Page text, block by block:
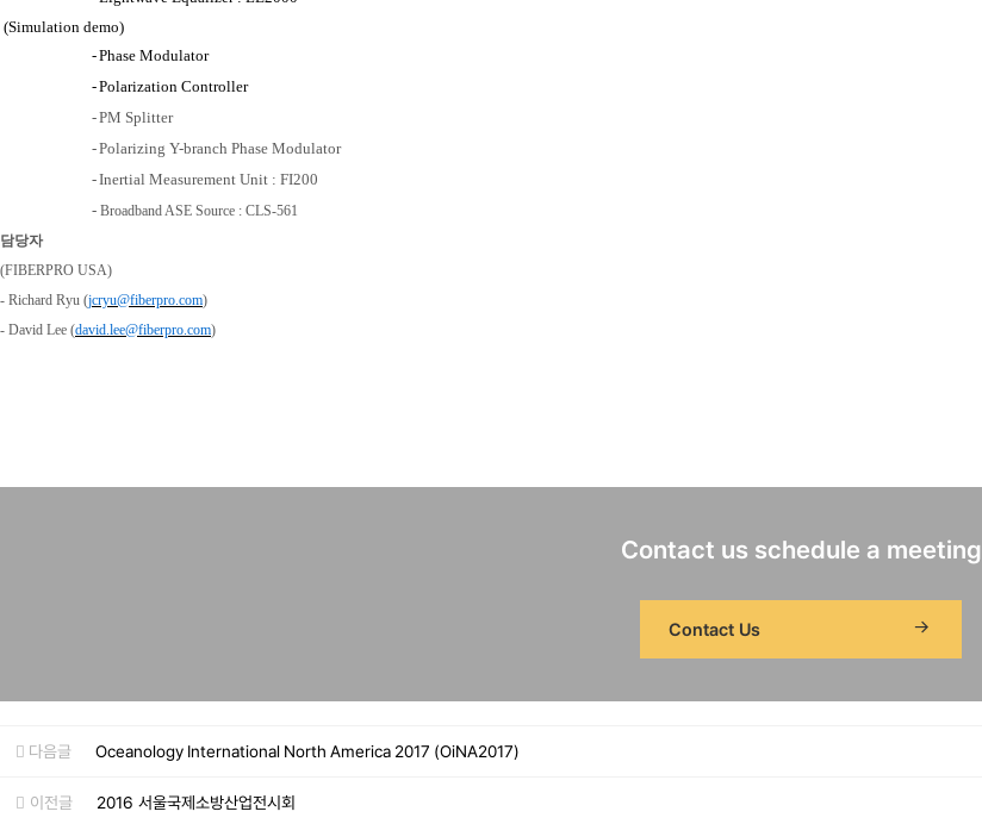
(Simulation demo)
-Phase Modulator
-Polarization Controller
-PM Splitter
-Polarizing Y-branch Phase Modulator
-Inertial Measurement Unit : FI200
-Broadband ASE Source :CLS-561
담당자
(FIBERPRO USA)
- Richard Ryu (jcryu@fiberpro.com)
- David Lee (david.lee@fiberpro.com)
Contact us schedule a meeting
Contact Us
다음글 Oceanology International North America 2017 (OiNA2017)
이전글 2016 서울국제소방산업전시회